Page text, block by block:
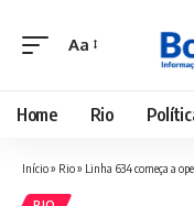
Font
Aa
Home Rio
Início» Rio» Linha 634 começa a